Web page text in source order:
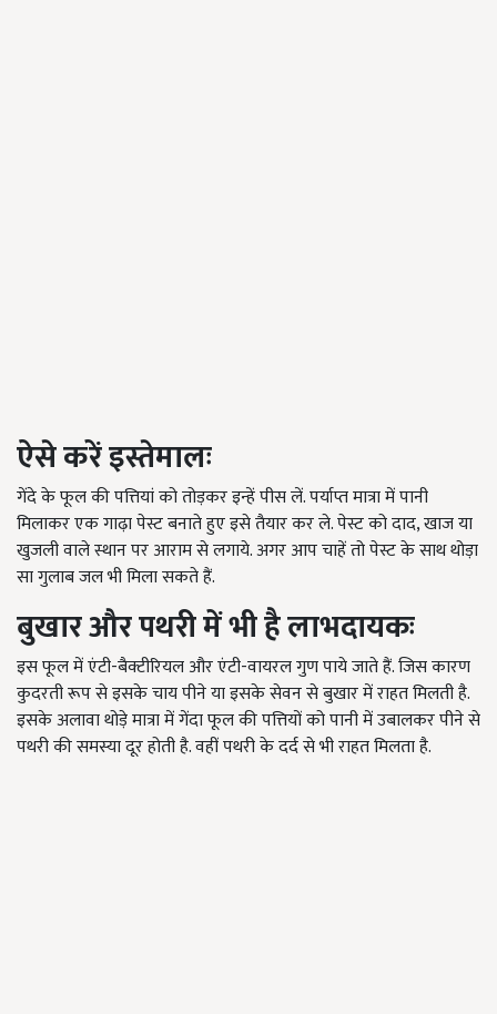
ऐसे करें इस्तेमालः
गेंदे के फूल की पत्तियां को तोड़कर इन्हें पीस लें. पर्याप्त मात्रा में पानी
मिलाकर एक गाढ़ा पेस्ट बनाते हुए इसे तैयार कर ले. पेस्ट को दाद,खाज या
खुजली वाले स्थान पर आराम से लगाये. अगर आप चाहें तो पेस्ट के साथ थोड़ा
सा गुलाब जल भी मिला सकते हैं.
बुखार और पथरी में भी है लाभदायकः
इस फूल में एंटी-बैक्टीरियल और एंटी-वायरल गुण पाये जाते हैं. जिस कारण
कुदरती रूप से इसके चाय पीने या इसके सेवन से बुखार में राहत मिलती है.
इसके अलावा थोड़े मात्रा में गेंदा फूल की पत्तियों को पानी में उबालकर पीने से
पथरी की समस्या दूर होती है. वहीं पथरी के दर्द से भी राहत मिलता है.